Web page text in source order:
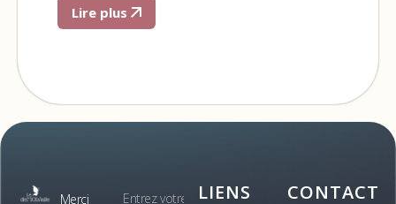
Lire plus
Merci
LIENS CONTACT